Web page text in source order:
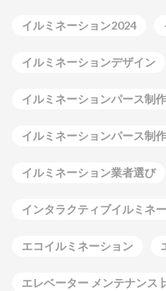
イルミネーション2024
イルミネーションデザイン
イルミネーションパース制作
イルミネーションパース制
イルミネーション業者選び
インタラクティブイルミネ
エコイルミネーション
エレベーター メンテナンス